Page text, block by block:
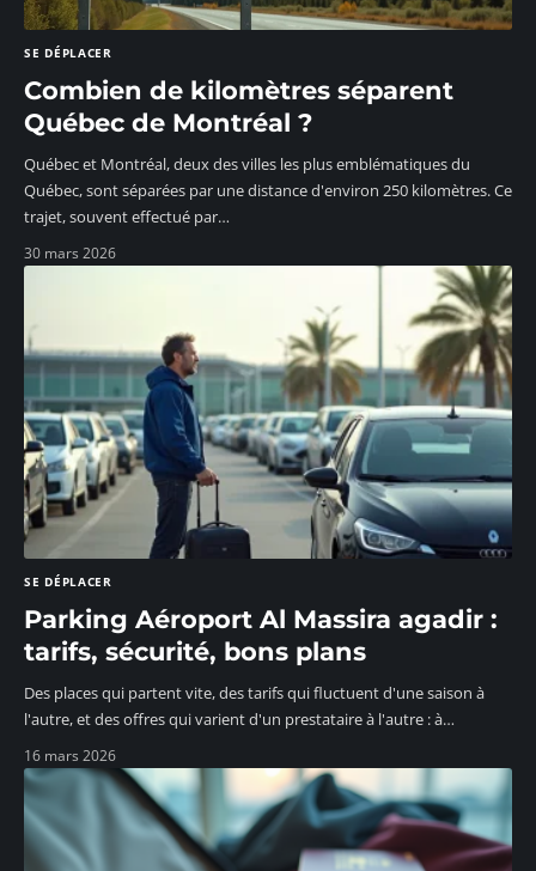
SE DÉPLACER
Combien de kilomètres séparent
Québec de Montréal ?
Québec et Montréal, deux des villes les plus emblématiques du
Québec, sont séparées par une distance d'environ 250 kilomètres. Ce
trajet, souvent effectué par…
30 mars 2026
SE DÉPLACER
Parking Aéroport Al Massira agadir :
tarifs, sécurité, bons plans
Des places qui partent vite, des tarifs qui fluctuent d'une saison à
l'autre, et des offres qui varient d'un prestataire à l'autre : à…
16 mars 2026